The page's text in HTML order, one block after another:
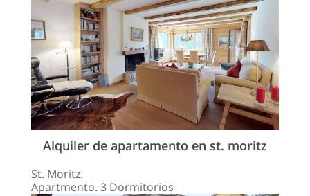
Alquiler de apartamento en st. moritz
St. Moritz.
Apartmento. 3 Dormitorios